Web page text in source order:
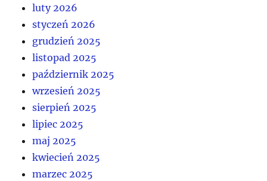
luty 2026
styczeń 2026
grudzień 2025
listopad 2025
październik 2025
wrzesień 2025
sierpień 2025
lipiec 2025
maj 2025
kwiecień 2025
marzec 2025